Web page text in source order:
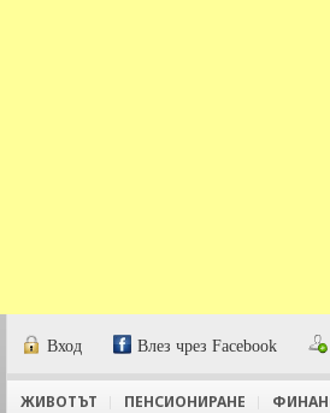
Вход Влез чрез Facebook
ЖИВОТЪТ ПЕНСИОНИРАНЕ